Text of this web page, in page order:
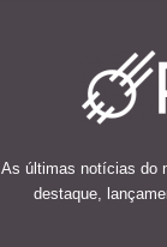
As últimas notícias do
destaque,